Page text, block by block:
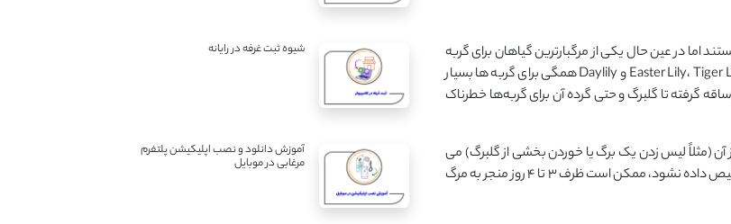
اما در عین حال یکی از مرگبارترین گیاهان برای گربه
‌ها محسوب می ‌شوند. انواع مختلفی از لیلیوم‌ ها مانند Easter Lily، Tiger Lily، Stargazer Lily و Daylily همگی برای گربه ‌ها بسیار
گرفته تا گلبرگ و حتی گرده‌ آن برای گربه‌ها خطرناک
(مثلاً لیس زدن یک برگ یا خوردن بخشی از گلبرگ) می
‌تواند باعث نارسایی حاد کلیه در گربه شود. این مسمومیت اگر به‌ موقع تشخیص داده نشود، ممکن است ظرف ۳ تا ۴ روز منجر به مرگ
شیوه ثبت غرفه در رایانه
آموزش دانلود و نصب اپلیکیشن پلتفرم
مرغابی در موبایل